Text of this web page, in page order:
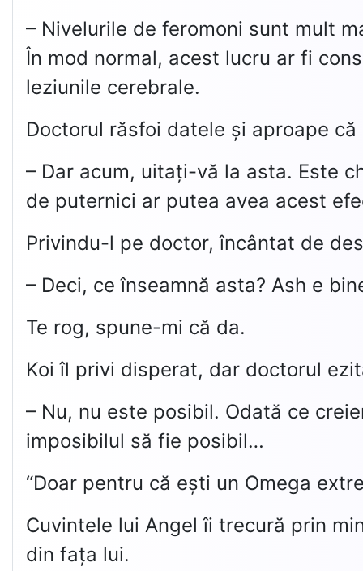
– Nivelurile de feromoni sunt mult
În mod normal, acest lucru ar fi
leziunile cerebrale.
Doctorul răsfoi datele și aproape
– Dar acum, uitați-vă la asta. Este
de puternici ar putea avea acest
Privindu-l pe doctor, încântat de
– Deci, ce înseamnă asta? Ash e
Te rog, spune-mi că da.
Koi îl privi disperat, dar doctorul
– Nu, nu este posibil. Odată ce
imposibilul să fie posibil…
“Doar pentru că ești un Omega
Cuvintele lui Angel îi trecură prin
din fața lui.